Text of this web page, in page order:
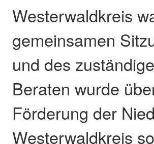
Westerwaldkreis
gemeinsamen
und des
Beraten wurde
Förderung der
Westerwaldkreis